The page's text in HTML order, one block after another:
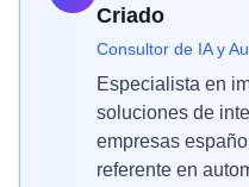
Criado
Consultor de IA y
Especialista en
soluciones de
empresas
referente en